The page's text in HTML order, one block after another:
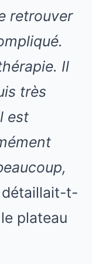
retrouver
Il
très
est
détaillait-t-
plateau